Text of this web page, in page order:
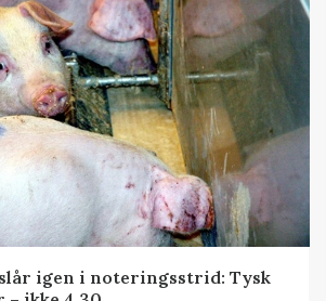
igen i noteringsstrid: Tysk